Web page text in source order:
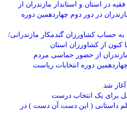
در استان و استاندار مازندران از
در دور دوم چهاردهمین دوره
ریال به حساب کشاورزان گندمکار مازندرانی/
مازندران از حضور حماسی مردم
دوره انتخابات ریاست
آغاز شد
برای یک انتخاب درست
داستانی ( این دست آن دست ) در